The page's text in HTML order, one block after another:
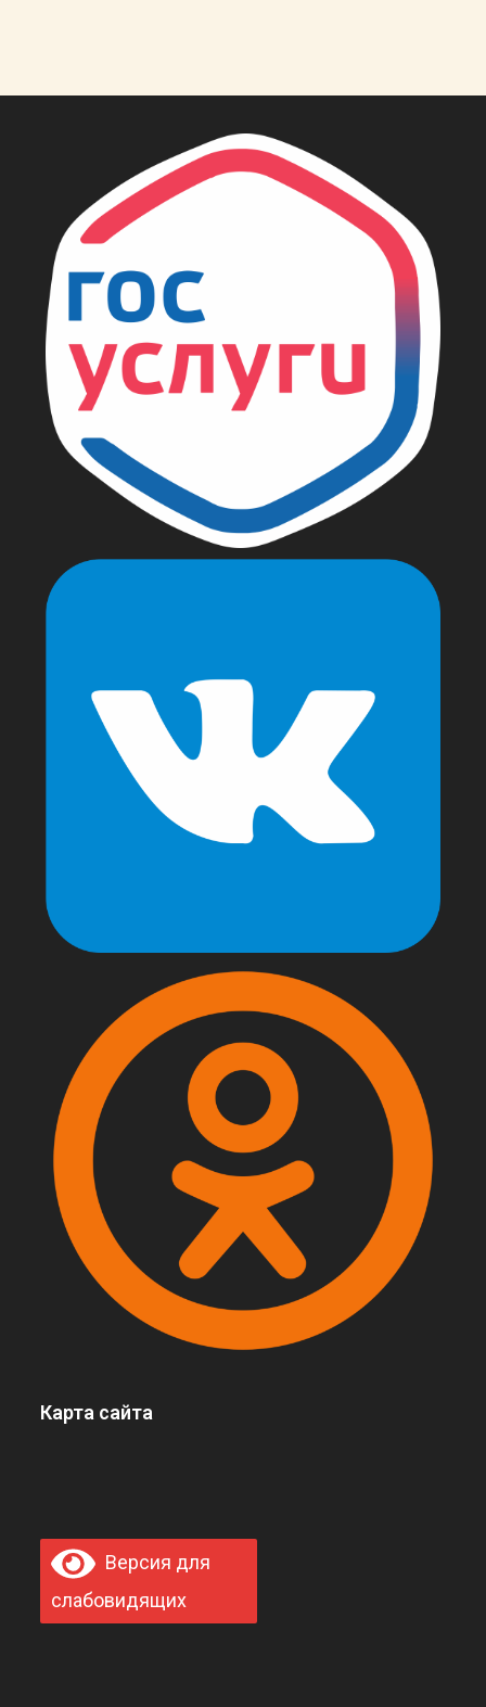
Карта сайта
Версия для
слабовидящих